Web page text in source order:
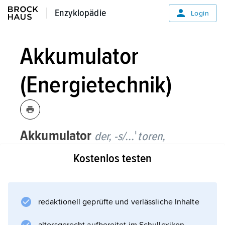
Enzyklopädie
Enzyklopädie Login
Akkumulator
(Energietechnik)
Akkumulator der, -s/...ˈtoren,
Energietechnik: hydraulischer
Akkumulator,Druckflüssigkeitsspeicher,
Energie mithilfe einer in einen Behälter
Kostenlos testen
redaktionell geprüfte und verlässliche Inhalte